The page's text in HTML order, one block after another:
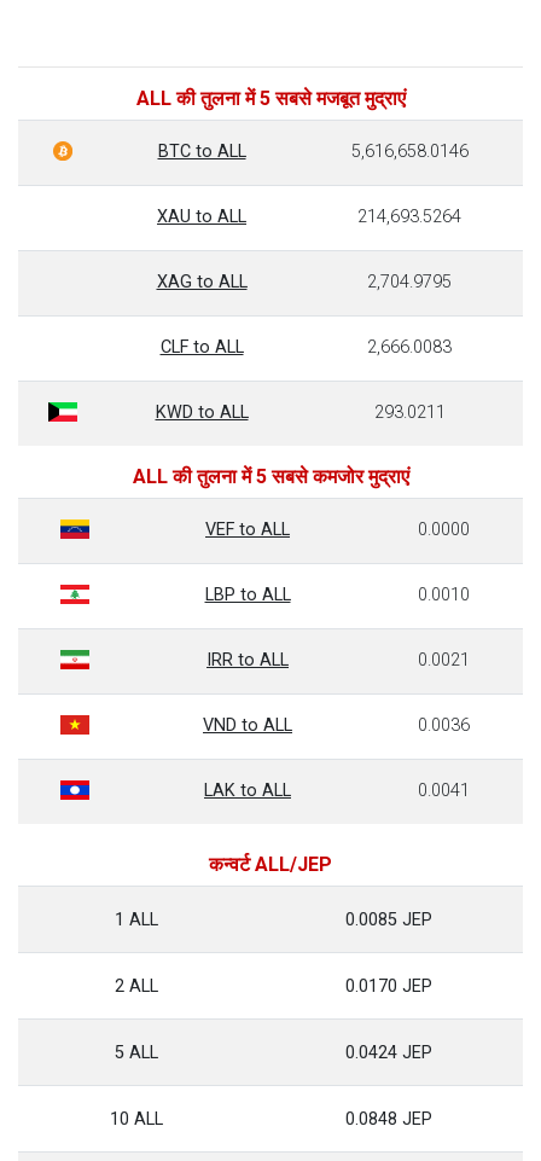
ALL की तुलना में 5 सबसे मजबूत मुद्राएं
BTC to ALL 5,616,658.0146
XAU to ALL 214,693.5264
XAG to ALL 2,704.9795
CLF to ALL 2,666.0083
KWD to ALL 293.0211
ALL की तुलना में 5 सबसे कमजोर मुद्राएं
VEF to ALL 0.0000
LBP to ALL 0.0010
IRR to ALL 0.0021
VND to ALL 0.0036
LAK to ALL 0.0041
कन्वर्ट ALL/JEP
1 ALL 0.0085 JEP
2 ALL 0.0170 JEP
5 ALL 0.0424 JEP
10 ALL 0.0848 JEP